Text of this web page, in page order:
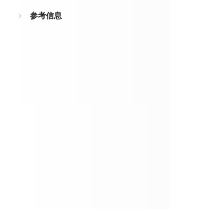
参考信息